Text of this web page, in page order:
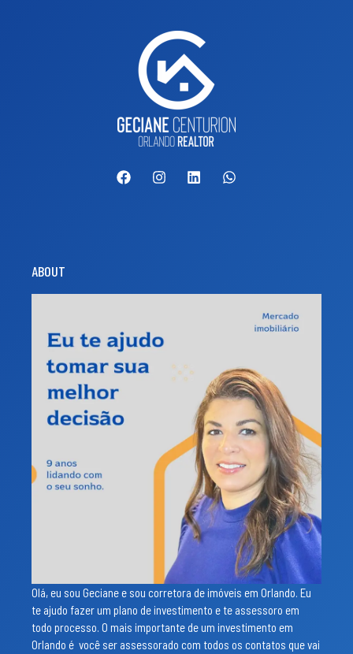
ABOUT
Olá, eu sou Geciane e sou corretora de imóveis em Orlando. Eu
te ajudo fazer um plano de investimento e te assessoro em
todo processo. O mais importante de um investimento em
Orlando é você ser assessorado com todos os contatos que vai